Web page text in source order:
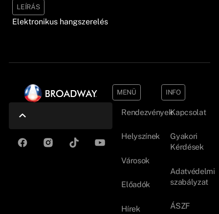
LEÍRÁS
Elektronikus hangszerelés
MENÜ
Rendezvények
Helyszínek
Városok
Előadók
Hírek
INFO
Kapcsolat
Gyakori
Kérdések
Adatvédelmi
szabályzat
ÁSZF